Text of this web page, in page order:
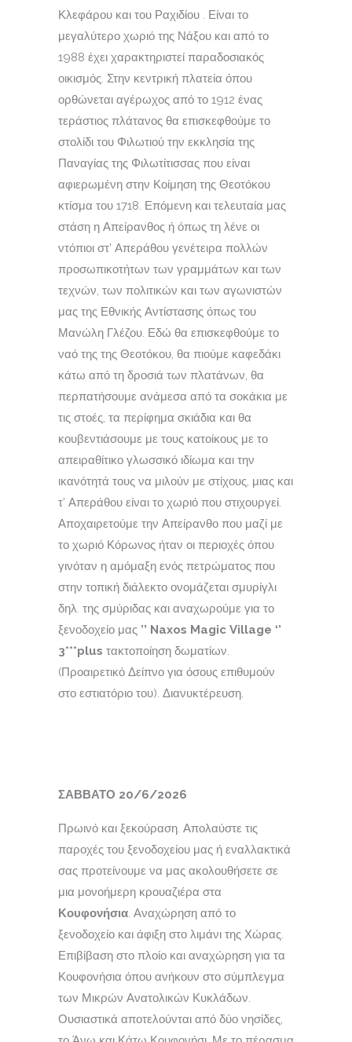
Κλεφάρου και του Ραχιδίου . Είναι το
μεγαλύτερο χωριό της Νάξου και από το
1988 έχει χαρακτηριστεί παραδοσιακός
οικισμός. Στην κεντρική πλατεία όπου
ορθώνεται αγέρωχος από το 1912 ένας
τεράστιος πλάτανος θα επισκεφθούμε το
στολίδι του Φιλωτιού την εκκλησία της
Παναγίας της Φιλωτίτισσας που είναι
αφιερωμένη στην Κοίμηση της Θεοτόκου
κτίσμα του 1718. Επόμενη και τελευταία μας
στάση η Απείρανθος ή όπως τη λένε οι
ντόπιοι στ’ Απεράθου γενέτειρα πολλών
προσωπικοτήτων των γραμμάτων και των
τεχνών, των πολιτικών και των αγωνιστών
μας της Εθνικής Αντίστασης όπως του
Μανώλη Γλέζου. Εδώ θα επισκεφθούμε το
ναό της της Θεοτόκου, θα πιούμε καφεδάκι
κάτω από τη δροσιά των πλατάνων, θα
περπατήσουμε ανάμεσα από τα σοκάκια με
τις στοές, τα περίφημα σκιάδια και θα
κουβεντιάσουμε με τους κατοίκους με το
απειραθίτικο γλωσσικό ιδίωμα και την
ικανότητά τους να μιλούν με στίχους, μιας και
τ’ Απεράθου είναι το χωριό που στιχουργεί.
Αποχαιρετούμε την Απείρανθο που μαζί με
το χωριό Κόρωνος ήταν οι περιοχές όπου
γινόταν η αμόμαξη ενός πετρώματος που
στην τοπική διάλεκτο ονομάζεται σμυρίγλι
δηλ. της σμύριδας και αναχωρούμε για το
ξενοδοχείο μας ’’ Naxos Magic Village ‘’
3***plus τακτοποίηση δωματίων.
(Προαιρετικό Δείπνο για όσους επιθυμούν
στο εστιατόριο του). Διανυκτέρευση.
ΣΑΒΒΑΤΟ 20/6/2026
Πρωινό και ξεκούραση. Απολαύστε τις
παροχές του ξενοδοχείου μας ή εναλλακτικά
σας προτείνουμε να μας ακολουθήσετε σε
μια μονοήμερη κρουαζιέρα στα
Κουφονήσια. Αναχώρηση από το
ξενοδοχείο και άφιξη στο λιμάνι της Χώρας.
Επιβίβαση στο πλοίο και αναχώρηση για τα
Κουφονήσια όπου ανήκουν στο σύμπλεγμα
των Μικρών Ανατολικών Κυκλάδων.
Ουσιαστικά αποτελούνται από δύο νησίδες,